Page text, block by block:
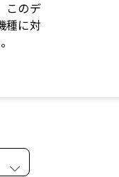
このデ
種に対